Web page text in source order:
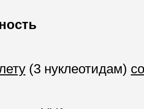
(3 нуклеотидам)